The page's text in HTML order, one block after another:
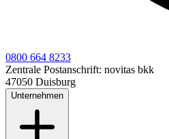
0800 664 8233
Zentrale Postanschrift: novitas bkk
47050 Duisburg
Unternehmen